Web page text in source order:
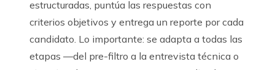
estructuradas, puntúa las respuestas con
criterios objetivos y entrega un reporte por cada
candidato. Lo importante: se adapta a todas las
etapas —del pre-filtro a la entrevista técnica o